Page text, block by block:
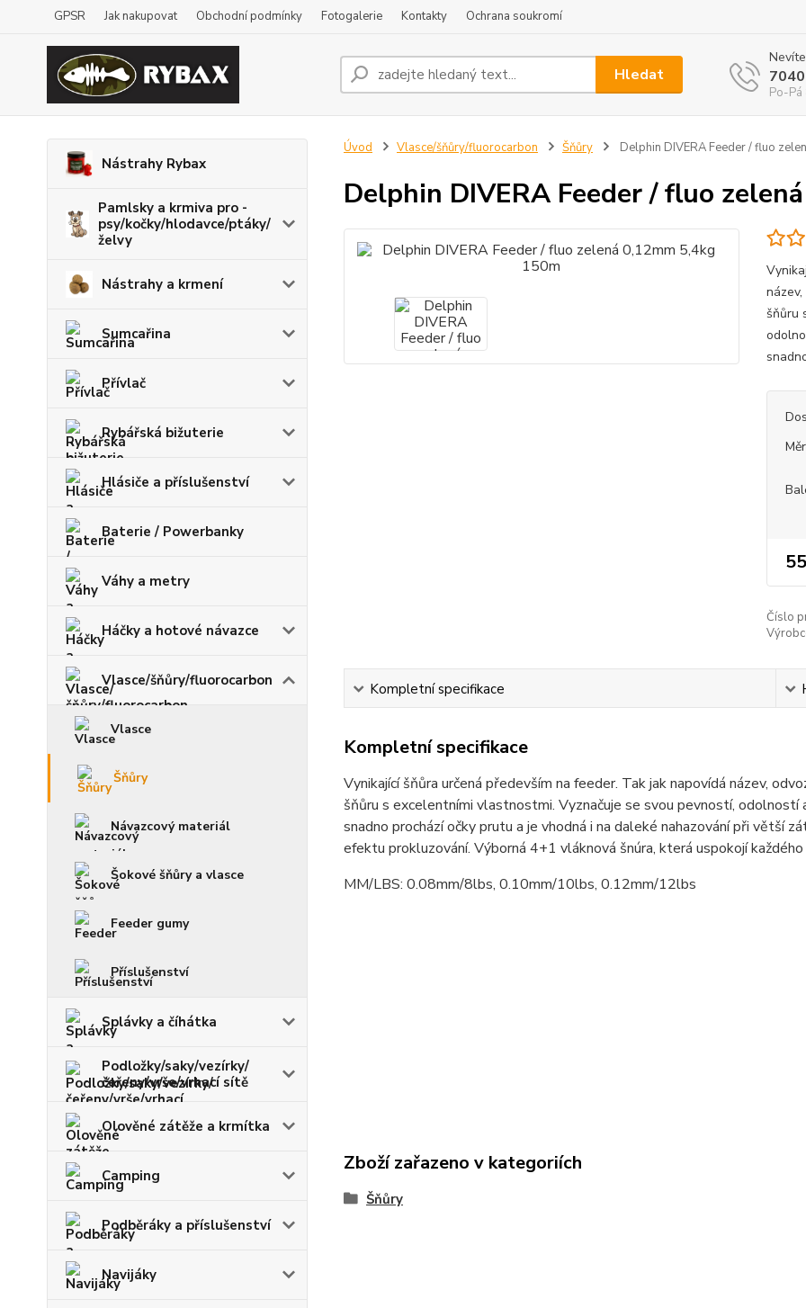
GPSR Jak nakupovat Obchodní podmínky Fotogalerie Kontakty Ochrana soukromí
Hledat
Po-
Nástrahy Rybax
Pamlsky a krmiva pro -
psy/kočky/hlodavce/ptáky/
želvy
Nástrahy a krmení
Sumcařina
Přívlač
Rybářská bižuterie
Hlásiče a příslušenství
Baterie / Powerbanky
Váhy a metry
Háčky a hotové návazce
Vlasce/šňůry/fluorocarbon
Vlasce
Šňůry
Návazcový materiál
Šokové šňůry a vlasce
Feeder gumy
Příslušenství
Splávky a číhátka
Podložky/saky/vezírky/
čeřeny/vrše/vrhací sítě
Olověné zátěže a krmítka
Camping
Podběráky a příslušenství
Navijáky
Úvod Vlasce/šňůry/fluorocarbon Šňůry Delphin DIVERA Feeder / fluo
Delphin DIVERA Feeder / fluo
šňůru
Číslo
Kompletní specifikace
Kompletní specifikace
Vynikající šňůra určená především na feeder. Tak jak napovídá název,
šňůru s excelentními vlastnostmi. Vyznačuje se svou pevností,
snadno prochází očky prutu a je vhodná i na daleké nahazování při větší
efektu prokluzování. Výborná 4+1 vláknová šnúra, která uspokojí
MM/LBS: 0.08mm/8lbs, 0.10mm/10lbs, 0.12mm/12lbs
Zboží zařazeno v kategoriích
Šňůry